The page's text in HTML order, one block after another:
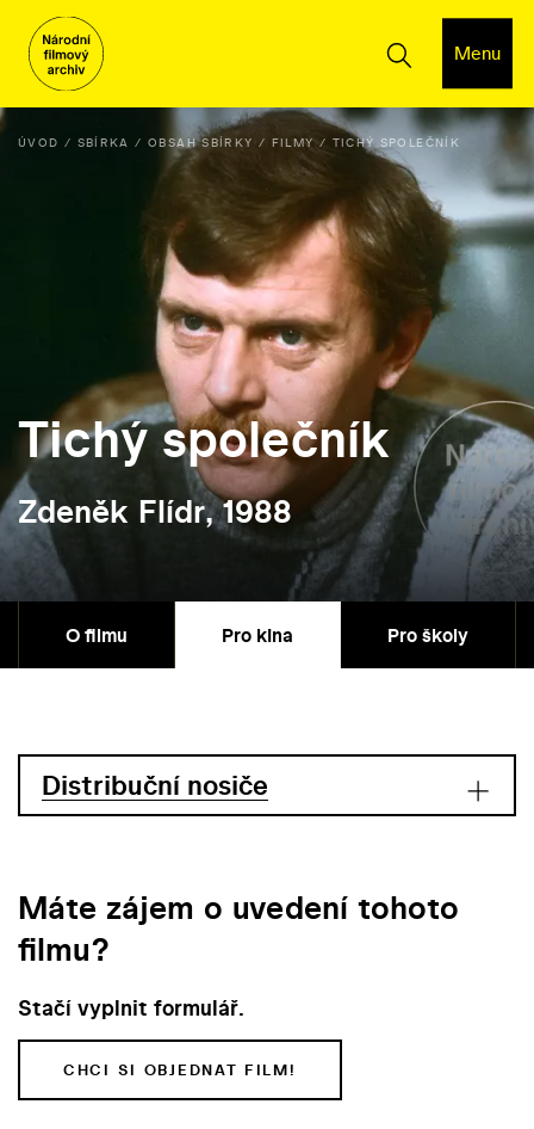
Menu
ÚVOD SBÍRKA OBSAH SBÍRKY FILMY TICHÝ SPOLEČNÍK
Tichý společník
Zdeněk Flídr, 1988
O filmu Pro kina Pro školy
Distribuční nosiče
Máte zájem o uvedení tohoto
filmu?
Stačí vyplnit formulář.
CHCI SI OBJEDNAT FILM!